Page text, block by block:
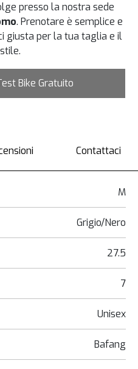
presso la nostra sede
. Prenotare è semplice e
giusta per la tua taglia e il
Bike Gratuito
Contattaci
M
Grigio/Nero
27.5
7
Unisex
Bafang